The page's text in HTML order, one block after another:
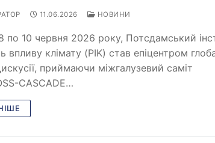
11.06.2026 НОВИНИ
по 10 червня 2026 року, Потсдамський
впливу клімату (PIK) став епіцентром
приймаючи міжгалузевий саміт
CASCADE…